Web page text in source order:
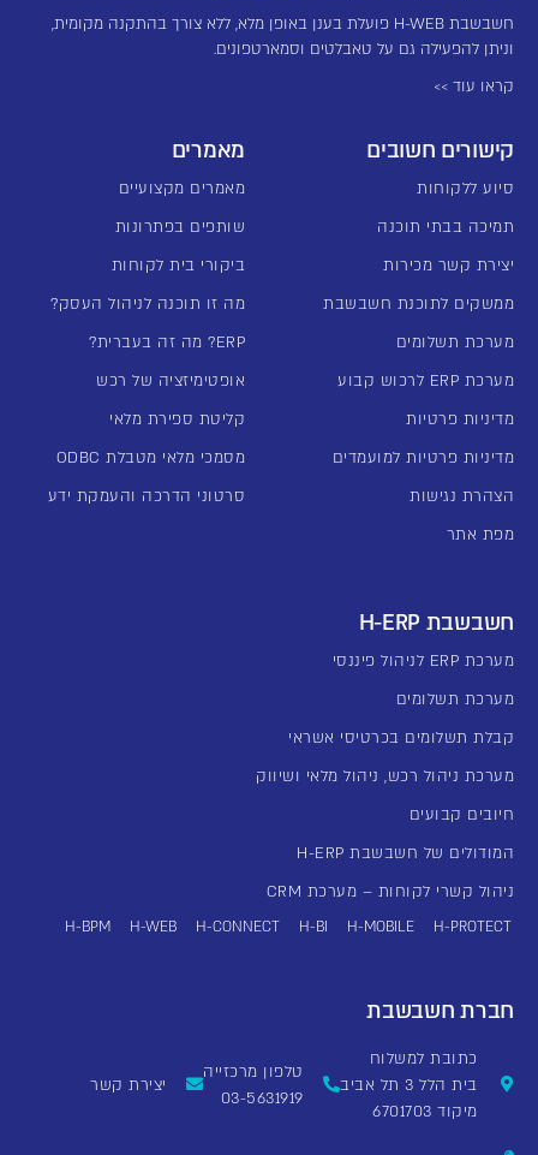
חשבשבת H-WEB פועלת בענן באופן מלא, ללא צורך בהתקנה מקומית,
וניתן להפעילה גם על טאבלטים וסמארטפונים.
קראו עוד >>
קישורים חשובים
סיוע ללקוחות
תמיכה בבתי תוכנה
יצירת קשר מכירות
ממשקים לתוכנת חשבשבת
מערכת תשלומים
מערכת ERP לרכוש קבוע
מדיניות פרטיות
מדיניות פרטיות למועמדים
הצהרת נגישות
מפת אתר
מאמרים
מאמרים מקצועיים
שותפים בפתרונות
ביקורי בית לקוחות
מה זו תוכנה לניהול העסק?
ERP? מה זה בעברית?
אופטימיזציה של רכש
קליטת ספירת מלאי
מסמכי מלאי מטבלת ODBC
סרטוני הדרכה והעמקת ידע
חשבשבת H-ERP
מערכת ERP לניהול פיננסי
מערכת תשלומים
קבלת תשלומים בכרטיסי אשראי
מערכת ניהול רכש, ניהול מלאי ושיווק
חיובים קבועים
המודולים של חשבשבת H-ERP
ניהול קשרי לקוחות – מערכת CRM
H-PROTECT
H-MOBILE
H-BI
H-CONNECT
H-WEB
H-BPM
חברת חשבשבת
כתובת למשלוח
בית הלל 3 תל אביב
מיקוד 6701703
טלפון מרכזייה
03-5631919
יצירת קשר